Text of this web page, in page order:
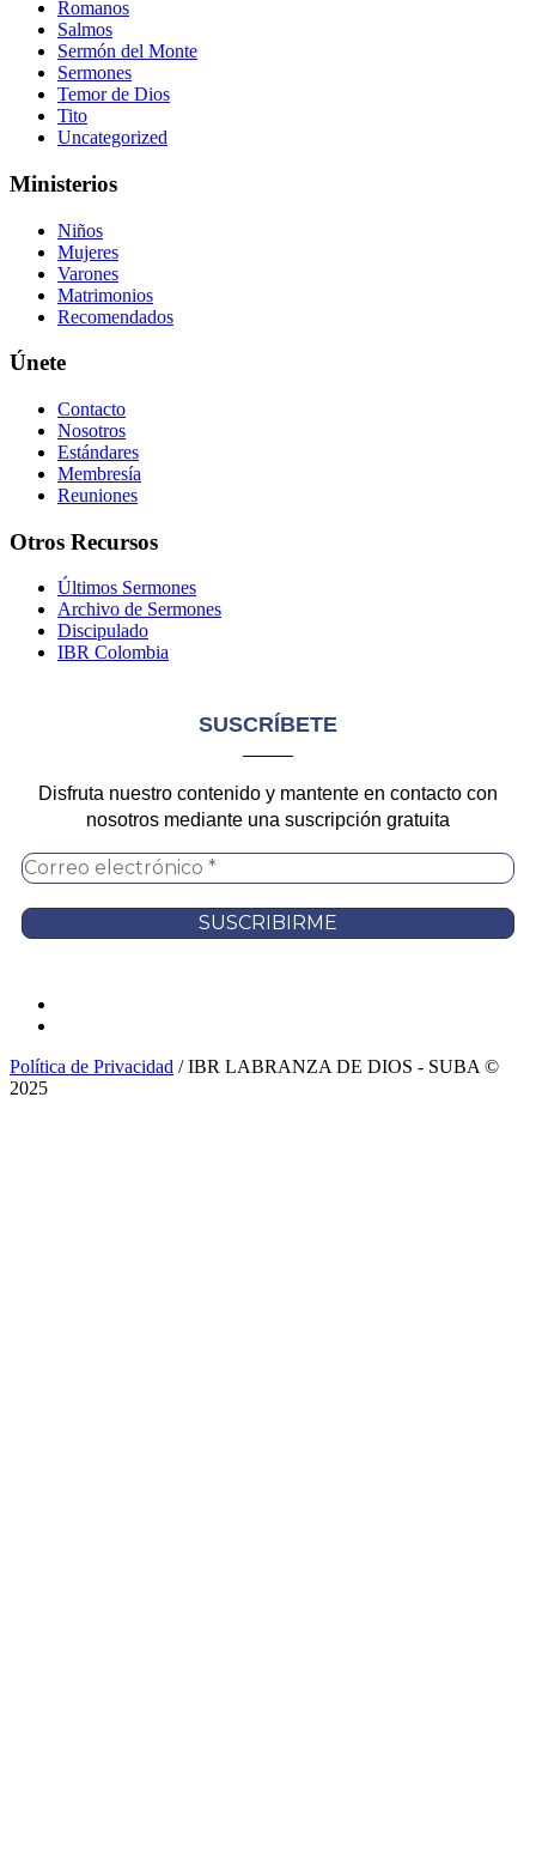
Romanos
Salmos
Sermón del Monte
Sermones
Temor de Dios
Tito
Uncategorized
Ministerios
Niños
Mujeres
Varones
Matrimonios
Recomendados
Únete
Contacto
Nosotros
Estándares
Membresía
Reuniones
Otros Recursos
Últimos Sermones
Archivo de Sermones
Discipulado
IBR Colombia
SUSCRÍBETE
Disfruta nuestro contenido y mantente en contacto con
nosotros mediante una suscripción gratuita
Política de Privacidad / IBR LABRANZA DE DIOS - SUBA ©
2025